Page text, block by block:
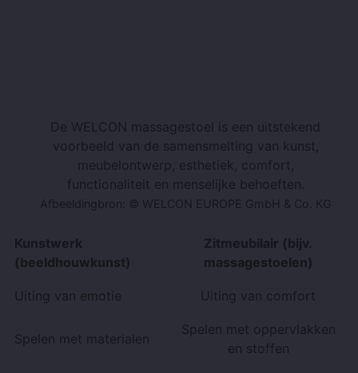
De WELCON massagestoel is een uitstekend
voorbeeld van de samensmelting van kunst,
meubelontwerp, esthetiek, comfort,
functionaliteit en menselijke behoeften.
Afbeeldingbron: © WELCON EUROPE GmbH & Co. KG
Kunstwerk
(beeldhouwkunst)
Zitmeubilair (bijv.
massagestoelen)
Uiting van emotie Uiting van comfort
Spelen met materialen
Spelen met oppervlakken
en stoffen